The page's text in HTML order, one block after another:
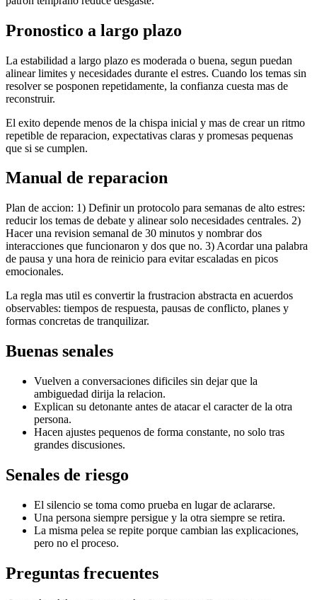
Pronostico a largo plazo
La estabilidad a largo plazo es moderada o buena, segun puedan
alinear limites y necesidades durante el estres. Cuando los temas sin
resolver se posponen repetidamente, la confianza cuesta mas de
reconstruir.
El exito depende menos de la chispa inicial y mas de crear un ritmo
repetible de reparacion, expectativas claras y promesas pequenas
que si se cumplen.
Manual de reparacion
Plan de accion: 1) Definir un protocolo para semanas de alto estres:
reducir los temas de debate y alinear solo necesidades centrales. 2)
Hacer una revision semanal de 30 minutos y nombrar dos
interacciones que funcionaron y dos que no. 3) Acordar una palabra
de pausa y una hora de reinicio para evitar escaladas en picos
emocionales.
La regla mas util es convertir la frustracion abstracta en acuerdos
observables: tiempos de respuesta, pausas de conflicto, planes y
formas concretas de tranquilizar.
Buenas senales
Vuelven a conversaciones dificiles sin dejar que la
ambiguedad dirija la relacion.
Explican su detonante antes de atacar el caracter de la otra
persona.
Hacen ajustes pequenos de forma constante, no solo tras
grandes discusiones.
Senales de riesgo
El silencio se toma como prueba en lugar de aclararse.
Una persona siempre persigue y la otra siempre se retira.
La misma pelea se repite porque cambian las explicaciones,
pero no el proceso.
Preguntas frecuentes